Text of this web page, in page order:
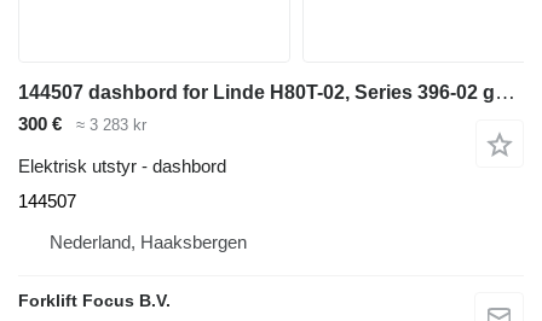
144507 dashbord for Linde H80T-02, Series 396-02 gassdrevet gaffeltruck
300 € ≈ 3 283 kr
Elektrisk utstyr - dashbord
144507
Nederland, Haaksbergen
Forklift Focus B.V.